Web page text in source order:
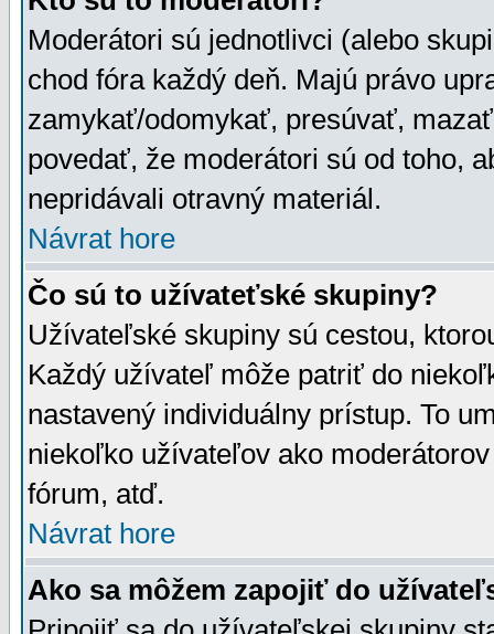
Moderátori sú jednotlivci (alebo
chod fóra každý deň. Majú právo
zamykať/odomykať, presúvať,
povedať, že moderátori sú od toho,
nepridávali otravný materiál.
Návrat hore
Čo sú to užívateťské skupiny?
Užívateľské skupiny sú cestou,
Každý užívateľ môže patriť do
nastavený individuálny prístup. To
niekoľko užívateľov ako
fórum, atď.
Návrat hore
Ako sa môžem zapojiť do